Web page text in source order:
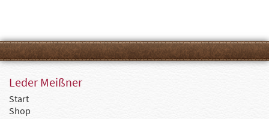
Leder Meißner
Start
Shop